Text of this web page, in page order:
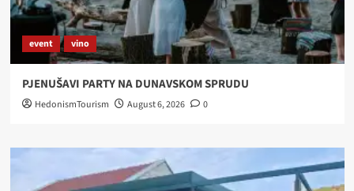
event vino
PJENUŠAVI PARTY NA DUNAVSKOM SPRUDU
HedonismTourism August 6, 2026 0